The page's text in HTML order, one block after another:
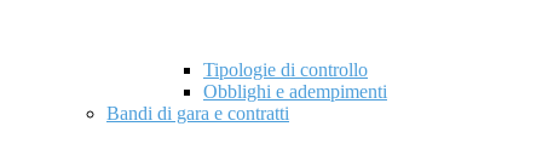
Tipologie di controllo
Obblighi e adempimenti
Bandi di gara e contratti